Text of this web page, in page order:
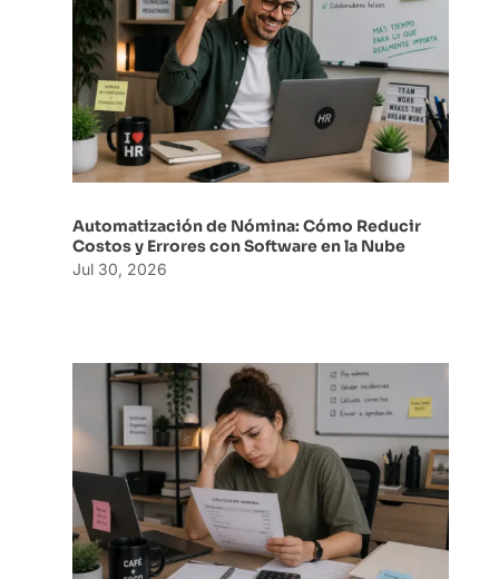
Automatización de Nómina: Cómo Reducir
Costos y Errores con Software en la Nube
Jul 30, 2026